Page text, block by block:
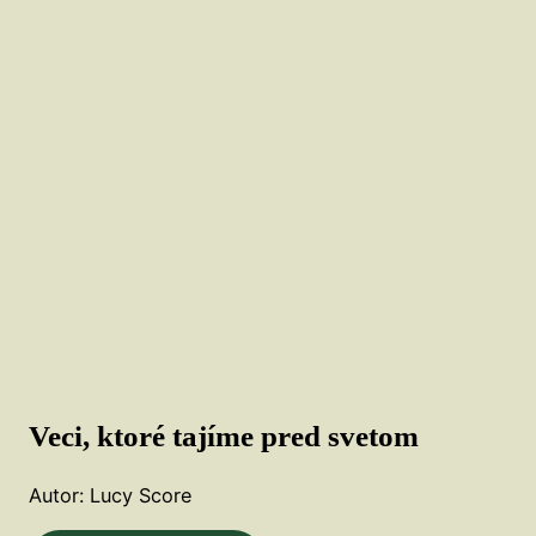
Veci, ktoré tajíme pred svetom
Autor: Lucy Score